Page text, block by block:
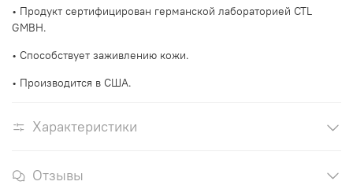
• Продукт сертифицирован германской лабораторией CTL
GMBH.
• Способствует заживлению кожи.
• Производится в США.
Характеристики
Отзывы